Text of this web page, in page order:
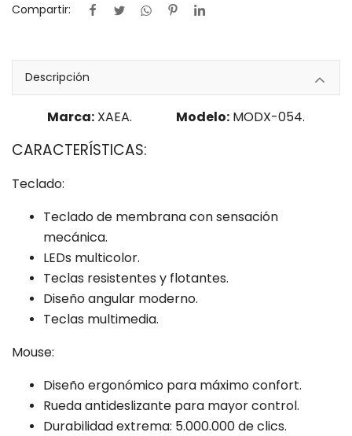
Compartir:
Descripción
Marca: XAEA. Modelo: MODX-054.
CARACTERÍSTICAS:
Teclado:
Teclado de membrana con sensación
mecánica.
LEDs multicolor.
Teclas resistentes y flotantes.
Diseño angular moderno.
Teclas multimedia.
Mouse:
Diseño ergonómico para máximo confort.
Rueda antideslizante para mayor control.
Durabilidad extrema: 5.000.000 de clics.